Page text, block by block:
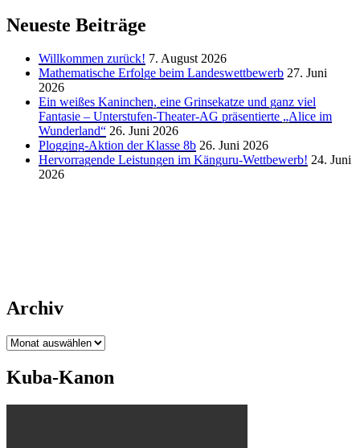
Neueste Beiträge
Willkommen zurück! 7. August 2026
Mathematische Erfolge beim Landeswettbewerb 27. Juni
2026
Ein weißes Kaninchen, eine Grinsekatze und ganz viel
Fantasie – Unterstufen-Theater-AG präsentierte „Alice im
Wunderland“ 26. Juni 2026
Plogging-Aktion der Klasse 8b 26. Juni 2026
Hervorragende Leistungen im Känguru-Wettbewerb! 24. Juni
2026
Archiv
Archiv
Kuba-Kanon